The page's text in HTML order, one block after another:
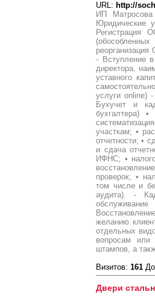
URL: http://
ИП
Юридические
Регистрация
- Вступление
директора,
уставного
услуги online)
Бухучет и
бухгалтера)
участкам; •
отчетности; •
и сдача
ИФНС; •
проверок; •
том числе и
аудита). -
желанию
отдельных
вопросам или
штампов, а
Визитов: 161
Двери